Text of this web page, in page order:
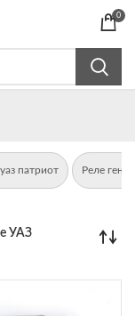
0
патриот Реле
УАЗ